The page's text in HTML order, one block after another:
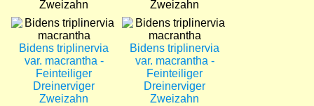
Zweizahn
Zweizahn
Bild
Bidens triplinervia
var. macrantha -
Feinteiliger
Dreinerviger
Zweizahn
Bild
Bidens triplinervia
var. macrantha -
Feinteiliger
Dreinerviger
Zweizahn